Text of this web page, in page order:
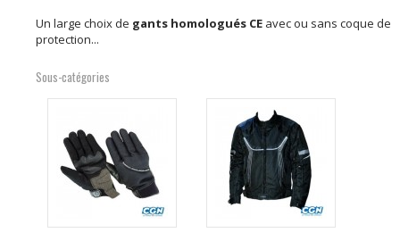
Un large choix de gants homologués CE avec ou sans coque de
protection...
Sous-catégories